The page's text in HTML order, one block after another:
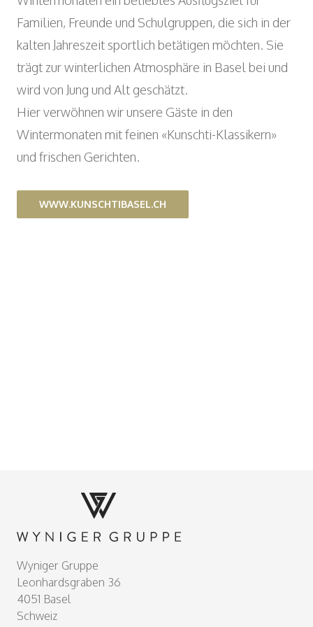
Wyniger Downtown Basel
Einkaufsgemeinschaft
ARBEITSINTEGRATION UND SOZIALES
ENGAGEMENT
Verein MALIAN
KUNST UND KULTUR
Theater im Teufelhof
Radio Waldhaus FM
Familien, Freunde und Schulgruppen, die sich in der
kalten Jahreszeit sportlich betätigen möchten. Sie
trägt zur winterlichen Atmosphäre in Basel bei und
wird von Jung und Alt geschätzt.
Hier verwöhnen wir unsere Gäste in den
Wintermonaten mit feinen «Kunschti-Klassikern»
und frischen Gerichten.
WWW.KUNSCHTIBASEL.CH
Wyniger Gruppe
Leonhardsgraben 36
4051 Basel
Schweiz